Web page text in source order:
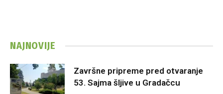
NAJNOVIJE
Završne pripreme pred otvaranje
53. Sajma šljive u Gradačcu